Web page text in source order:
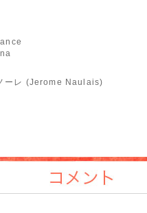
ーレ (Jerome Naulais)
コメント